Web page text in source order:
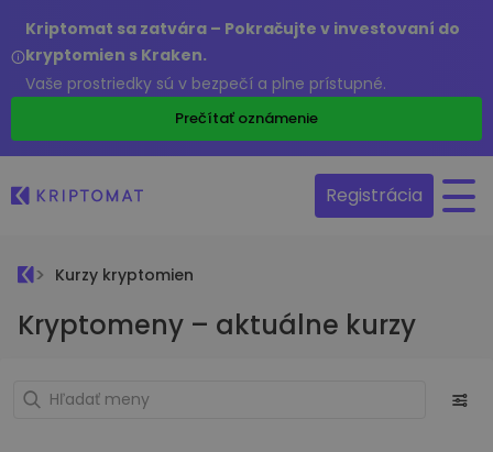
Kriptomat sa zatvára – Pokračujte v investovaní do
kryptomien s Kraken.
Vaše prostriedky sú v bezpečí a plne prístupné.
Prečítať oznámenie
Registrácia
Kurzy kryptomien
Kryptomeny – aktuálne kurzy